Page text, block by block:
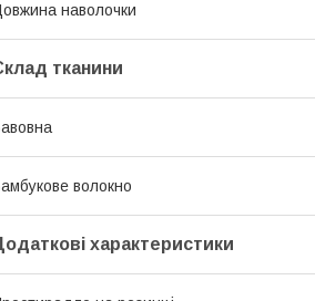
наволочки
тканини
волокно
характеристики